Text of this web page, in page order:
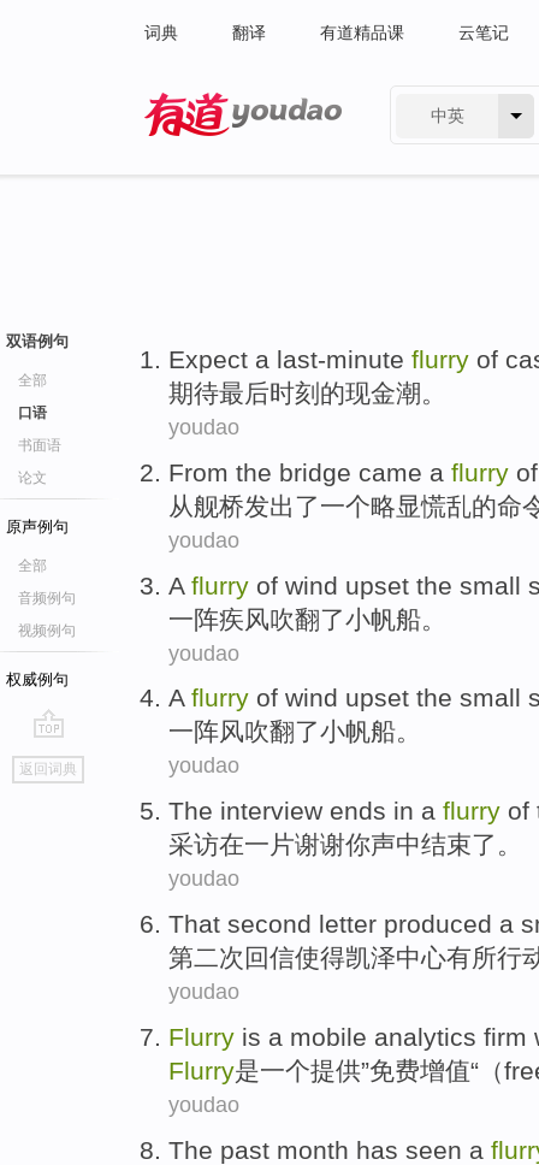
词典 翻译 有道精品课 云笔记
中英
双语例句
全部
口语
书面语
论文
原声例句
全部
音频例句
视频例句
权威例句
go
top
返回词典
Expect a last-minute flurry of
期待最后时刻 的现金潮。
youdao
From the bridge came a flurry of
从舰桥发出了一个略显慌乱的命
youdao
A flurry of wind upset the small
一阵疾风吹翻了小帆船。
youdao
A flurry of wind upset the small
一阵风吹翻了小帆船。
youdao
The interview ends in a flurry of
采访在一 片谢谢你声中结束了。
youdao
That second letter produced a
第二次 回信使得凯泽中心有所行
youdao
Flurry is a mobile analytics firm
Flurry是一个提供”免费增值“（
youdao
The past month has seen a